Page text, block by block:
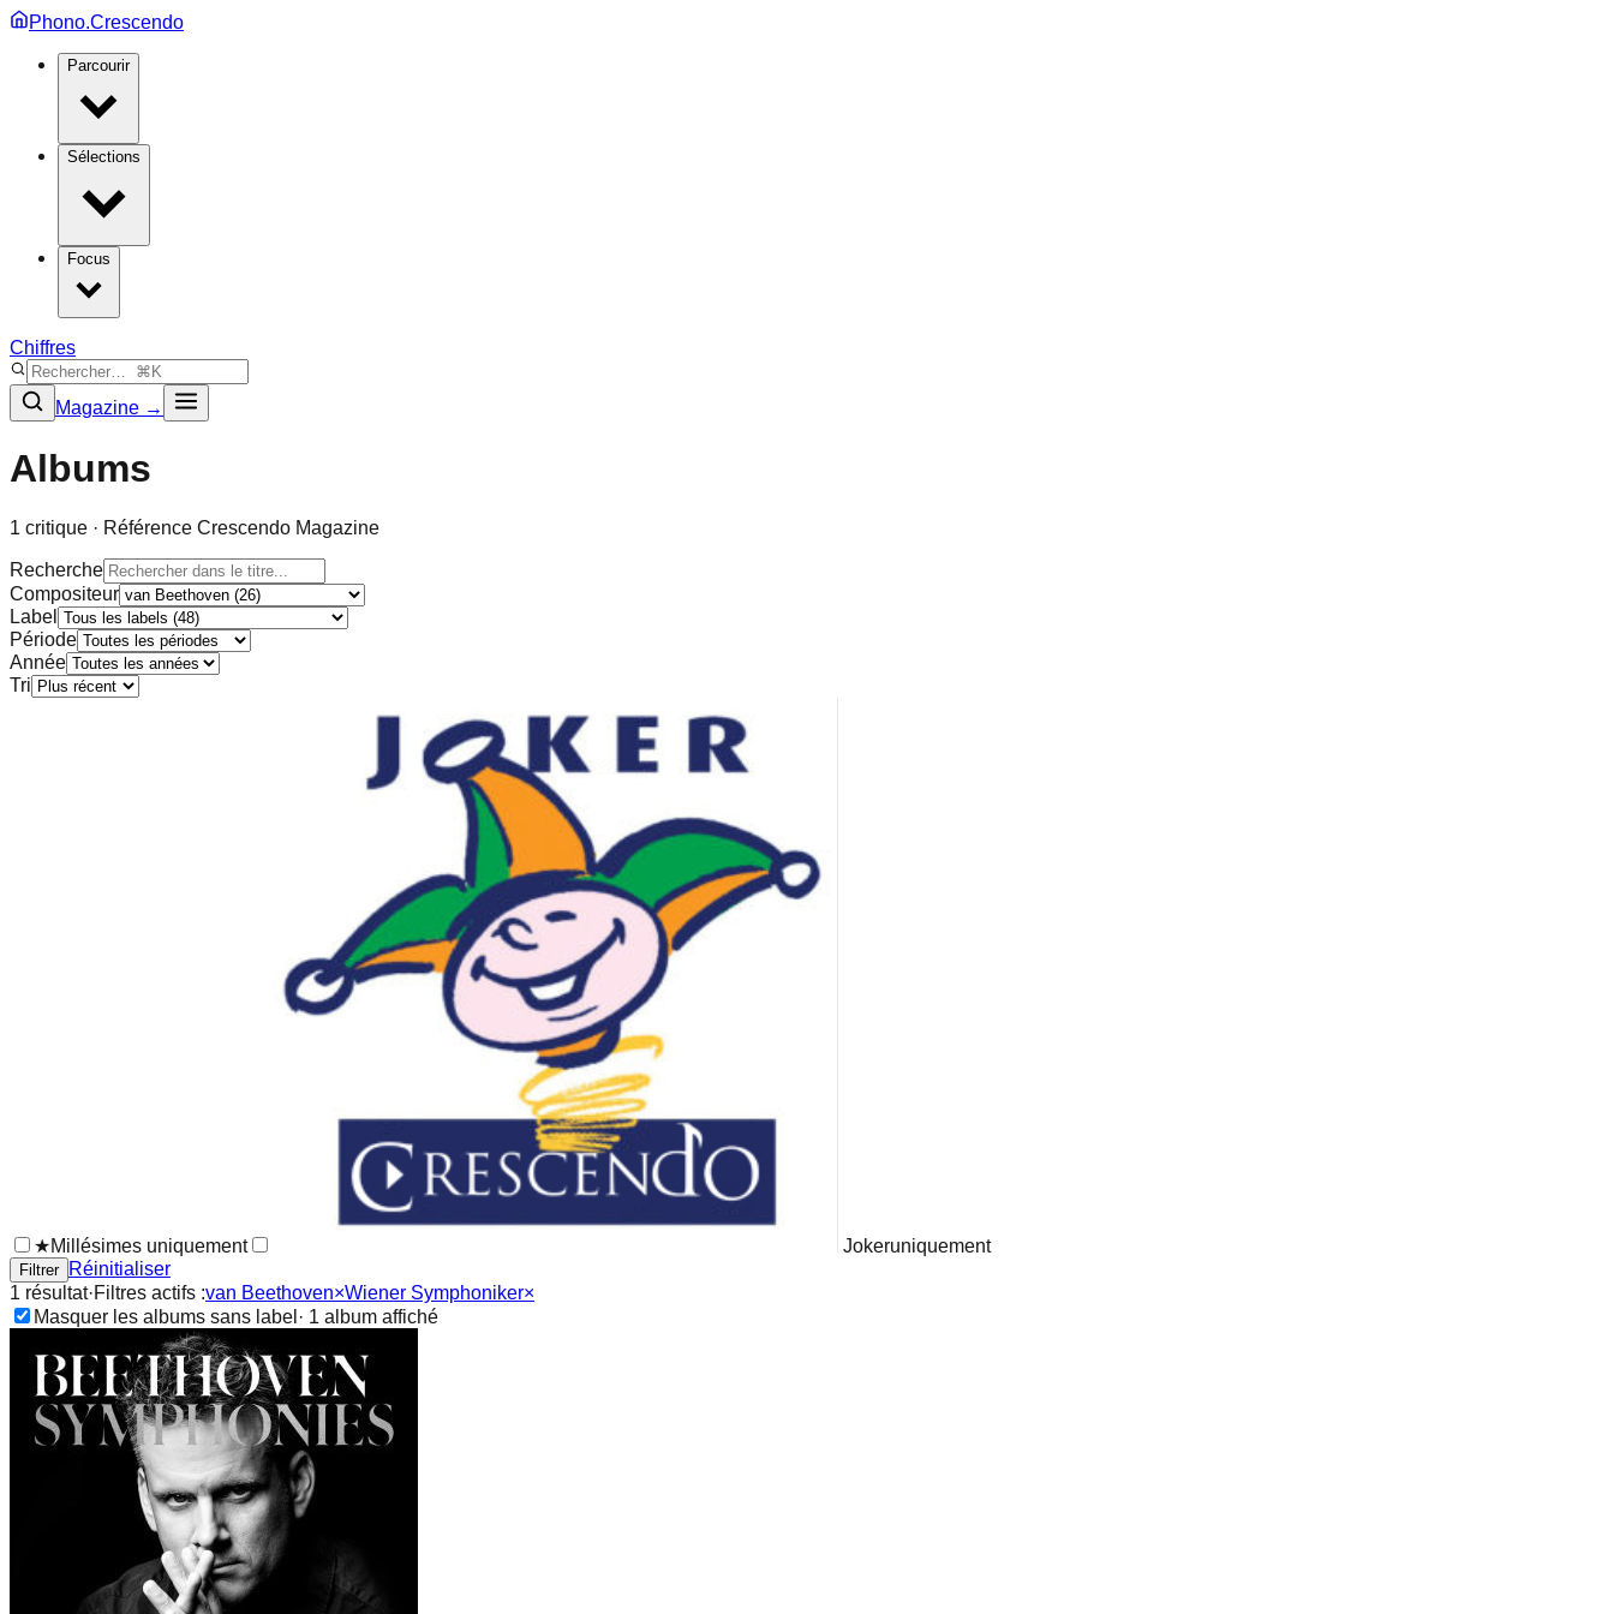
Phono.Crescendo
Parcourir
Sélections
Focus
Chiffres
Magazine →
Albums
1 critique · Référence Crescendo Magazine
Recherche
Compositeur
Label
Période
Année
Tri
★Millésimes uniquement Jokeruniquement
Filtrer
Réinitialiser
1 résultat·Filtres actifs :van Beethoven×Wiener Symphoniker×
Masquer les albums sans label · 1 album affiché